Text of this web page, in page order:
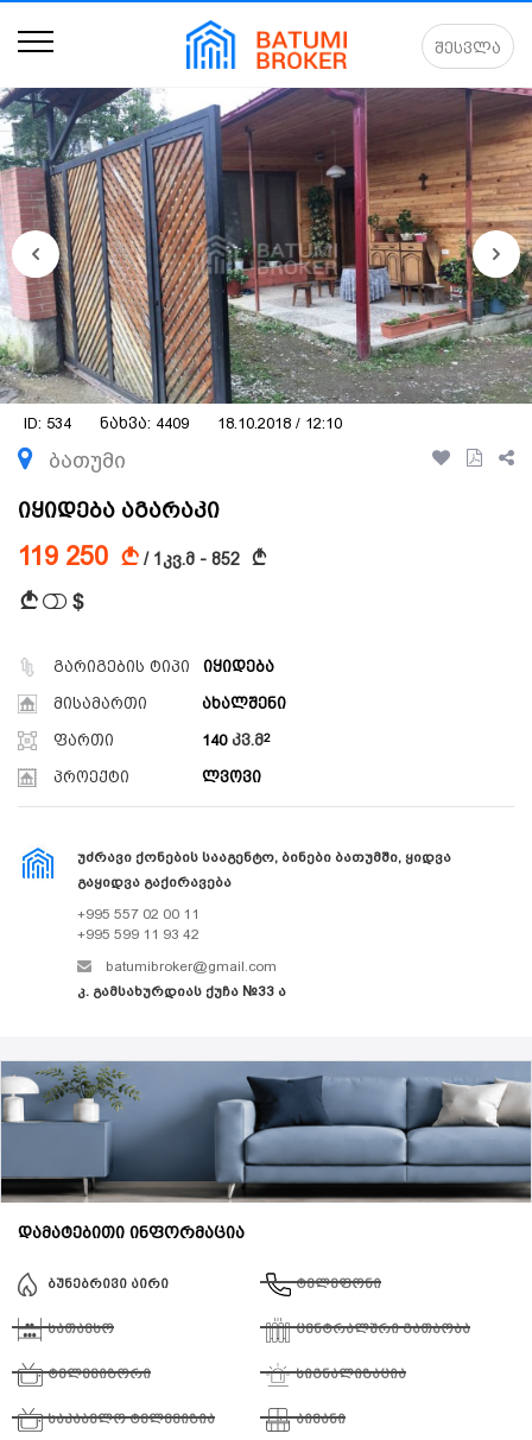
შესვლა
ID: 534 ნახვა: 4409 18.10.2018 / 12:10
ბათუმი
იყიდება აგარაკი
119 250 A / 1კვ.მ - 852 A
A $
გარიგების ტიპი იყიდება
მისამართი ახალშენი
ფართი 140 კვ.მ
პროექტი ლვოვი
ᲣᲫᲠᲐᲕᲘ ᲥᲝᲜᲔᲑᲘᲡ ᲡᲐᲐᲒᲔᲜᲢᲝ, ᲑᲘᲜᲔᲑᲘ ᲑᲐᲗᲣᲛᲨᲘ, ᲧᲘᲓᲕᲐ
ᲒᲐᲧᲘᲓᲕᲐ ᲒᲐᲥᲘᲠᲐᲕᲔᲑᲐ
+995 557 02 00 11
+995 599 11 93 42
batumibroker@gmail.com
კ. გამსახურდიას ქუჩა №33 ა
დამატებითი ინფორმაცია
ბუნებრივი აირი ტელეფონი
სათავსო ცენტრალური გათბობა
ტელევიზორი სიგნალიზაცია
საკაბელო ტელევიზია აივანი